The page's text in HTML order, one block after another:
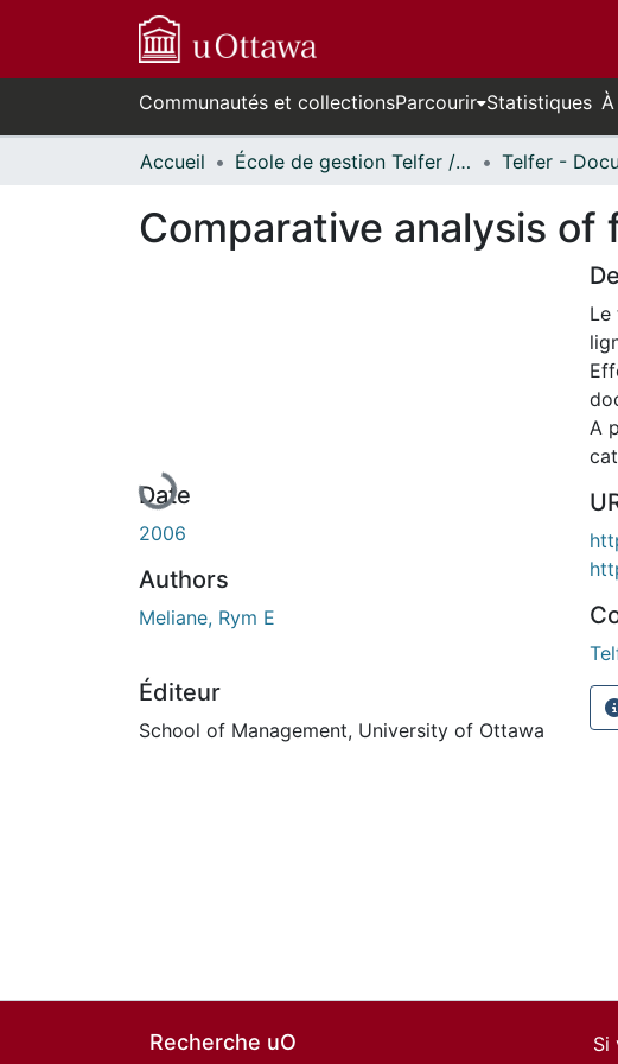
Communautés et collectionsParcourir Statistiques
Accueil École de gestion Telfer // Telfer School of Management
Comparative analysis
En cours de chargement...
Date
2006
Authors
Meliane, Rym E
Éditeur
School of Management, University of Ottawa
Le
A
Recherche uO
Si